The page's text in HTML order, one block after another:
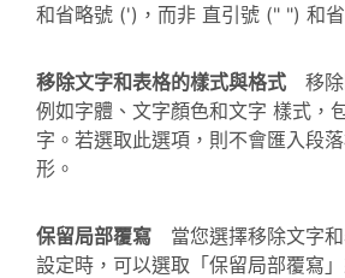
和省略號 (')，而非 直引號 (" ") 和
移除文字和表格的樣式與格式
移
例如字體、文字顏色和文字 樣式，
字。若選取此選項，則不會匯入段
形。
保留局部覆寫
當您選擇移除文字
設定時，可以選取「保留局部覆寫